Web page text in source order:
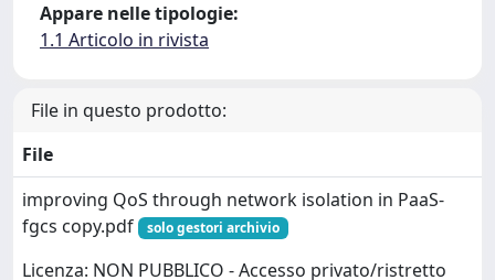
Appare nelle tipologie:
1.1 Articolo in rivista
File in questo prodotto:
File
improving QoS through network isolation in PaaS-
fgcs copy.pdf
solo gestori archivio
Licenza: NON PUBBLICO - Accesso privato/ristretto